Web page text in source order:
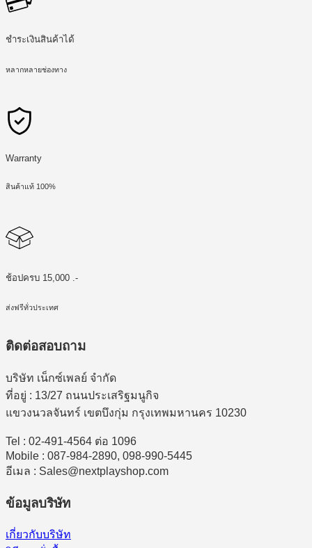
ชำระเงินสินค้าได้
หลากหลายช่องทาง
Warranty
สินค้าแท้ 100%
ช้อปครบ 15,000 .-
ส่งฟรีทั่วประเทศ
ติดต่อสอบถาม
บริษัท เน็กซ์เพลย์ จำกัด
ที่อยู่ : 13/27 ถนนประเสริฐมนูกิจ
แขวงนวลจันทร์ เขตบึงกุ่ม กรุงเทพมหานคร 10230
Tel : 02-491-4564 ต่อ 1096
Mobile : 087-984-2890, 098-990-5445
อีเมล : Sales@nextplayshop.com
ข้อมูลบริษัท
เกี่ยวกับบริษัท